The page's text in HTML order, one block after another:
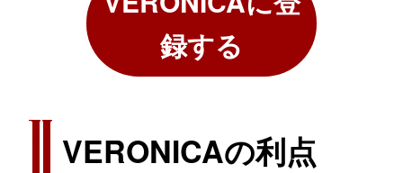
録する
VERONICAの利点